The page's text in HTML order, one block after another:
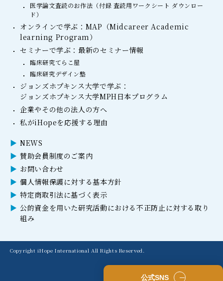
医学論文査読のお作法（付録 査読用ワークシート ダウンロー
ド）
オンラインで学ぶ：MAP（Midcareer Academic
learning Program）
セミナーで学ぶ：最新のセミナー情報
臨床研究てらこ屋
臨床研究デザイン塾
ジョンズホプキンス大学で学ぶ：
ジョンズホプキンス大学MPH日本プログラム
企業やその他の法人の方へ
私がiHopeを応援する理由
NEWS
賛助会員制度のご案内
お問い合わせ
個人情報保護に対する基本方針
特定商取引法に基づく表示
公的資金を用いた研究活動における不正防止に対する取り
組み
Copyright iHope International All Rights Reserved.
公式SNS